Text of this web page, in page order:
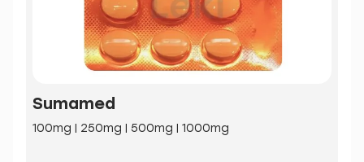
Sumamed
100mg | 250mg | 500mg | 1000mg